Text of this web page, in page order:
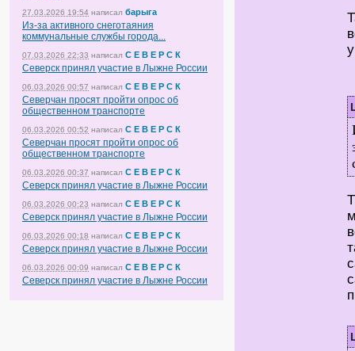
27.03.2026 19:54 написал барыга
Из-за активного снеготаяния
коммунальные службы города...
07.03.2026 22:33 написал С Е В Е Р С К
Северск принял участие в Лыжне России
06.03.2026 00:57 написал С Е В Е Р С К
Северчан просят пройти опрос об
общественном транспорте
06.03.2026 00:52 написал С Е В Е Р С К
Северчан просят пройти опрос об
общественном транспорте
06.03.2026 00:37 написал С Е В Е Р С К
Северск принял участие в Лыжне России
06.03.2026 00:23 написал С Е В Е Р С К
Северск принял участие в Лыжне России
06.03.2026 00:18 написал С Е В Е Р С К
Северск принял участие в Лыжне России
06.03.2026 00:09 написал С Е В Е Р С К
Северск принял участие в Лыжне России